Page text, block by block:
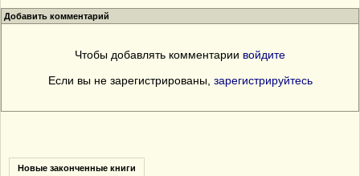
Добавить комментарий
Чтобы добавлять комментарии войдите
Если вы не зарегистрированы, зарегистрируйтесь
Новые законченные книги